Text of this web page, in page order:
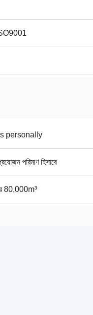
personally
পরিমাণ হিসাবে
80,000m³